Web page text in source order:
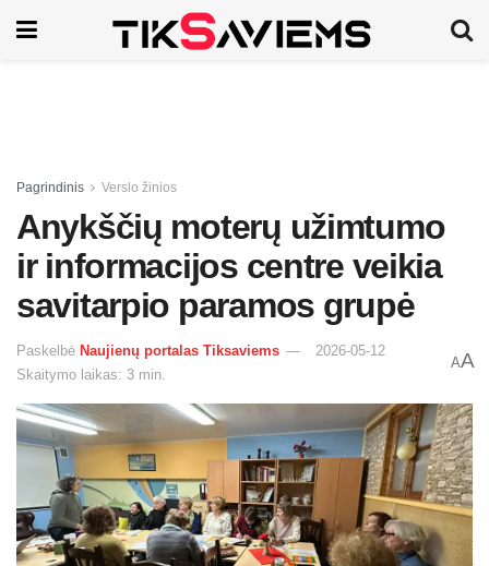
Pagrindinis Verslo žinios
Anykščių moterų užimtumo
ir informacijos centre veikia
savitarpio paramos grupė
Paskelbė Naujienų portalas Tiksaviems
2026-05-12
Skaitymo laikas: 3 min.
AA